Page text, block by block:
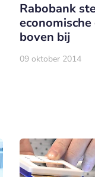
Rabobank
boven bij
09 oktober 2014